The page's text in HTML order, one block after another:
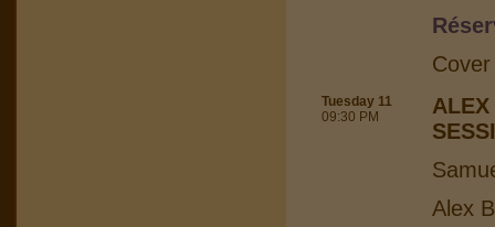
Tuesday 11
09:30 PM
Alex